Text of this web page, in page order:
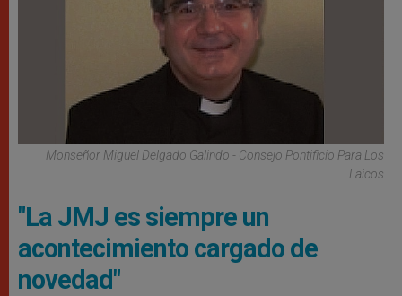
Monseñor Miguel Delgado Galindo - Consejo Pontificio Para Los
Laicos
"La JMJ es siempre un
acontecimiento cargado de
novedad"